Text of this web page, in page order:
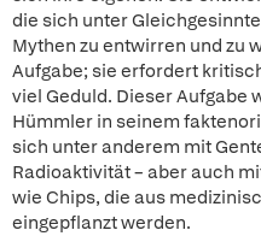
die sich unter
Mythen zu entwirren und zu
Aufgabe; sie erfordert
viel Geduld. Dieser Aufgabe
Hümmler in seinem
sich unter anderem mit
Radioaktivität – aber auch
wie Chips, die aus
eingepflanzt werden.